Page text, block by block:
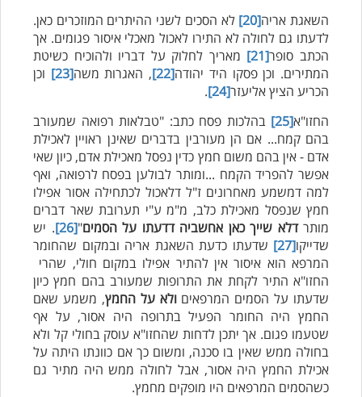
השאגת אריה[20]
לא הסכים לשני ההיתרים המוזכרים כאן.
לדעתו גם לחולה לא התירו לאכול מאכלי איסור פגומים. אך
הכתב סופר[21]
מאריך לחלוק על דבריו ולהוכיח כשיטת
המתירים. וכן פסקו היד יהודה[22] , האגרות משה[23]
וכן
הכריע הציץ אליעזר[24]
.
החזו"א[25]
בהלכות פסח כתב: "טבלאות רפואה שמעורב
בהם קמח... אם הן מעורבין בדברים שאינן ראויין לאכילת
אדם - אין בהם משום חמץ כדין נפסל מאכילת אדם, כיון שאי
אפשר להפריד הקמח ...ומותר לבולען בפסח לרפואה, ואף
למה דמשמע מאחרונים ז"ל דלאכול לכתחילה אסור אפילו
חמץ שנפסל מאכילת כלב, מ"מ ע"י תערובת שאר דברים
מותרדלא שייך כאן אחשביה דדעתו על הסמים"
[26]
. יש
שדייקו[27]
שדעתו כדעת השאגת אריה ובמקום שהחומר
המרפא הוא איסור אין להתיר אפילו במקום חולי, שהרי
החזו"א התיר לקחת את התרופות שמעורב בהם חמץ כיון
שדעתו על הסמים המרפאיםולא על החמץ, משמע שאם
החמץ היה החומר הפעיל בתרופה היה אסור, על אף
שטעמו פגום. אך יתכן לדחות שהחזו"א עוסק בחולי קל ולא
בחולה ממש שאין בו סכנה, ומשום כך אם כוונתו היתה על
אכילת החמץ היה אסור, אבל לחולה ממש היה מתיר גם
כשהסמים המרפאים היו מופקים מחמץ.